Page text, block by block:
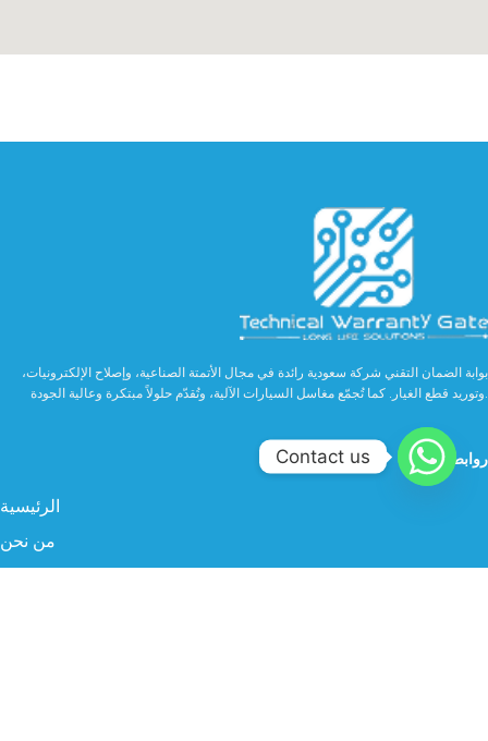
بوابة الضمان التقني شركة سعودية رائدة في مجال الأتمتة الصناعية، وإصلاح الإلكترونيات،
وتوريد قطع الغيار. كما تُجمّع مغاسل السيارات الآلية، وتُقدّم حلولاً مبتكرة وعالية الجودة.
روابط مهمة
الرئيسية
من نحن
الخدمات
Contact us